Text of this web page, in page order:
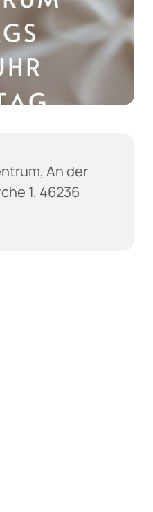
An der
1, 46236